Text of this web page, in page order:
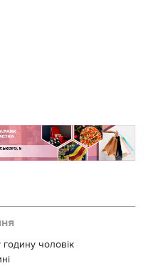
годину чоловік